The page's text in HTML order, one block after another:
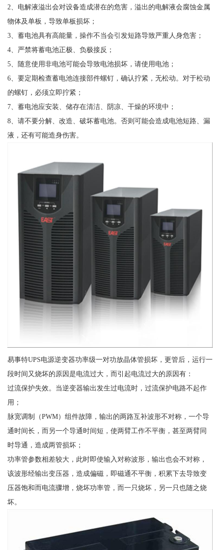
2、电解液溢出会对设备造成潜在的危害，溢出的电解液会腐蚀金属
物体及单板，导致单板损坏；
3、蓄电池具有高能量，操作不当会引发短路导致严重人身危害；
4、严禁将蓄电池正极、负极接反；
5、随意使用非电池可能会导致电池损坏，请使用电池；
6、要定期检查蓄电池连接部件螺钉，确认拧紧，无松动。对于松动
的螺钉，必须立即拧紧；
7、蓄电池应安装、储存在清洁、阴凉、干燥的环境中；
8、请不要分解、改造、破坏蓄电池。否则可能会造成电池短路、漏
液，还有可能造身伤害。
易事特UPS电源逆变器功率级一对功放晶体管损坏，更管后，运行一
段时间又烧坏的原因是电流过大，而引起电流过大的原因有：
过流保护失效。当逆变器输出发生过电流时，过流保护电路不起作
用；
脉宽调制（PWM）组件故障，输出的两路互补波形不对称，一个导
通时间长，而另一个导通时间短，使两臂工作不平衡，甚至两臂同
时导通，造成两管损坏；
功率管参数相差较大，此时即使输入对称波形，输出也会不对称，
该波形经输出变压器，造成偏磁，即磁通不平衡，积累下去导致变
压器饱和而电流骤增，烧坏功率管，而一只烧坏，另一只也随之烧
坏。